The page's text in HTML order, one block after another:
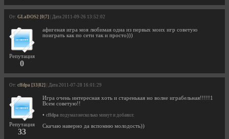
От: GLaDOS2 [0|7] | Дата 2011-09-26 13:52:02
Репутация
0
афигеная игра моя любимая одна из первых моих игр советую
поиграть как по сети так и просто)))
От: cffdpa [33|82] | Дата 2011-07-28 16:01:29
Репутация
33
Игра очень интересная хоть и старенькая но волне играбельная!!!!!1
Всем советую!!
• cffdpa подумал несколько минут и добавил:
Скачаю наверно да вспомню молодость))